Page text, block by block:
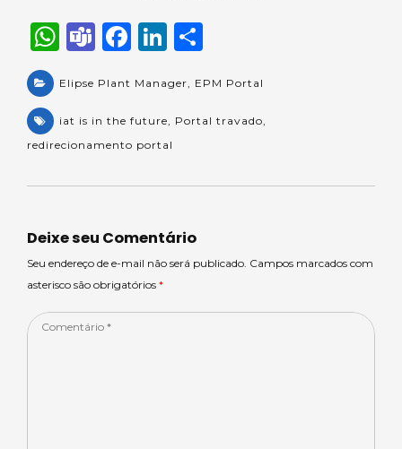
W
a
ts
A
p
T
a
m
s
F
c
e
b
o
k
Li
k
e
dI
n
ar
e
Elipse Plant Manager, EPM Portal
iat is in the future, Portal travado,
redirecionamento portal
Deixe seu Comentário
Seu endereço de e-mail não será publicado. Campos marcados com
asterisco são obrigatórios *
Comentário